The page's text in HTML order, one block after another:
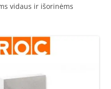
vidaus ir išorinėms